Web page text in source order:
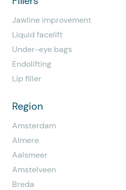
Jawline improvement
Liquid facelift
Under-eye bags
Endolifting
Lip filler
Region
Amsterdam
Almere
Aalsmeer
Amstelveen
Breda